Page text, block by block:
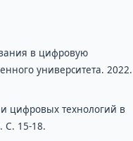
в цифровую
университета.
цифровых технологий в
С. 15-18.